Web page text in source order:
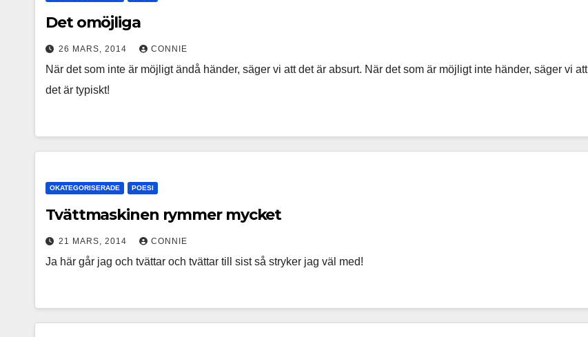
Det omöjliga
26 MARS, 2014 CONNIE
När det som inte är möjligt ändå händer, säger vi att det är absurt. När det som är möjligt inte händer, säger vi att
det är typiskt!
OKATEGORISERADE POESI
Tvättmaskinen rymmer mycket
21 MARS, 2014 CONNIE
Ja här går jag och tvättar och tvättar till sist så stryker jag väl med!